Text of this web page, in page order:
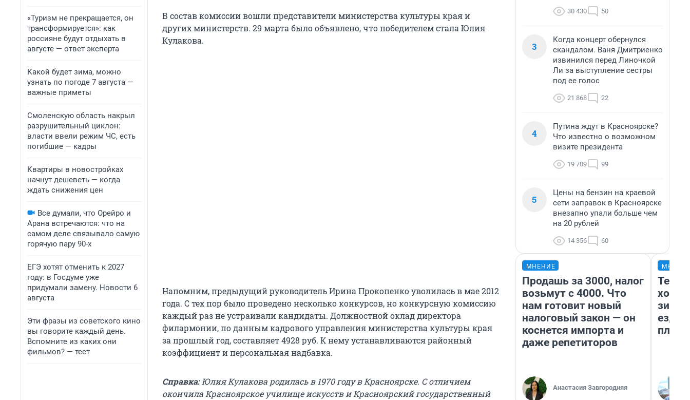
«Туризм не прекращается, он
трансформируется»: как
россияне будут отдыхать в
августе — ответ эксперта
Какой будет зима, можно
узнать по погоде 7 августа —
важные приметы
Смоленскую область накрыл
разрушительный циклон:
власти ввели режим ЧС, есть
погибшие — кадры
Квартиры в новостройках
начнут дешеветь — когда
ждать снижения цен
Все думали, что Орейро и
Арана встречаются: что на
самом деле связывало самую
горячую пару 90-х
ЕГЭ хотят отменить к 2027
году: в Госдуме уже
придумали замену. Новости 6
августа
Эти фразы из советского кино
вы говорите каждый день.
Вспомните из каких они
фильмов? — тест
В состав комиссии вошли представители министерства культуры края и
других министерств. 29 марта было объявлено, что победителем стала Юлия
Кулакова.
Напомним, предыдущий руководитель Ирина Прокопенко уволилась в мае 2012
года. С тех пор было проведено несколько конкурсов, но конкурсную комиссию
каждый раз не устраивали кандидаты. Должностной оклад директора
филармонии, по данным кадрового управления министерства культуры края
за прошлый год, составляет 4928 руб. К нему устанавливаются районный
коэффициент и персональная надбавка.
Справка:Юлия Кулакова родилась в 1970 году в Красноярске. С отличием
окончила Красноярское училище искусств и Красноярский государственный
30 430 50
3
Когда концерт обернулся
скандалом. Ваня Дмитриенко
извинился перед Линочкой
Ли за выступление сестры
под ее голос
21 868 22
4
Путина ждут в Красноярске?
Что известно о возможном
визите президента
19 709 99
5
Цены на бензин на краевой
сети заправок в Красноярске
внезапно упали больше чем
на 20 рублей
14 356 60
МНЕНИЕ
Продашь за 3000, налог
возьмут с 4000. Что
нам готовит новый
налоговый закон — он
коснется импорта и
даже репетиторов
Анастасия Завгородняя
ездит